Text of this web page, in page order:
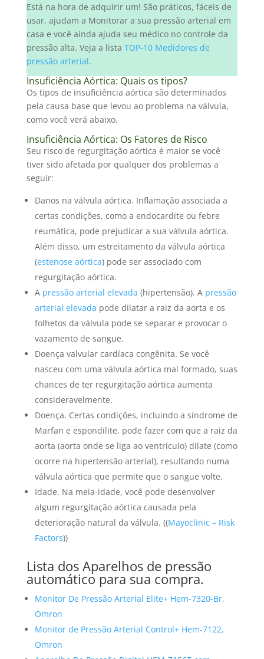
Está na hora de adquirir um! São práticos, fáceis de
usar, ajudam a Monitorar a sua pressão arterial em
casa e você ainda ajuda seu médico no controle da
pressão alta. Veja a lista TOP-10 Medidores de
pressão arterial.
Insuficiência Aórtica: Quais os tipos?
Os tipos de insuficiência aórtica são determinados
pela causa base que levou ao problema na válvula,
como você verá abaixo.
Insuficiência Aórtica: Os Fatores de Risco
Seu risco de regurgitação aórtica é maior se você
tiver sido afetada por qualquer dos problemas a
seguir:
Danos na válvula aórtica. Inflamação associada a
certas condições, como a endocardite ou febre
reumática, pode prejudicar a sua válvula aórtica.
Além disso, um estreitamento da válvula aórtica
(estenose aórtica) pode ser associado com
regurgitação aórtica.
A pressão arterial elevada (hipertensão). A pressão
arterial elevada pode dilatar a raiz da aorta e os
folhetos da válvula pode se separar e provocar o
vazamento de sangue.
Doença valvular cardíaca congênita. Se você
nasceu com uma válvula aórtica mal formado, suas
chances de ter regurgitação aórtica aumenta
consideravelmente.
Doença. Certas condições, incluindo a síndrome de
Marfan e espondilite, pode fazer com que a raiz da
aorta (aorta onde se liga ao ventrículo) dilate (como
ocorre na hipertensão arterial), resultando numa
válvula aórtica que permite que o sangue volte.
Idade. Na meia-idade, você pode desenvolver
algum regurgitação aórtica causada pela
deterioração natural da válvula. ((Mayoclinic – Risk
Factors))
Lista dos Aparelhos de pressão
automático para sua compra.
Monitor De Pressão Arterial Elite+ Hem-7320-Br,
Omron
Monitor de Pressão Arterial Control+ Hem-7122,
Omron